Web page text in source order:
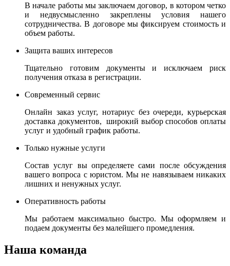
В начале работы мы заключаем договор, в котором четко
и недвусмысленно закреплены условия нашего
сотрудничества. В договоре мы фиксируем стоимость и
объем работы.
Защита ваших интересов
Тщательно готовим документы и исключаем риск
получения отказа в регистрации.
Современный сервис
Онлайн заказ услуг, нотариус без очереди, курьерская
доставка документов, широкий выбор способов оплаты
услуг и удобный график работы.
Только нужные услуги
Состав услуг вы определяете сами после обсуждения
вашего вопроса с юристом. Мы не навязываем никаких
лишних и ненужных услуг.
Оперативность работы
Мы работаем максимально быстро. Мы оформляем и
подаем документы без малейшего промедления.
Наша команда